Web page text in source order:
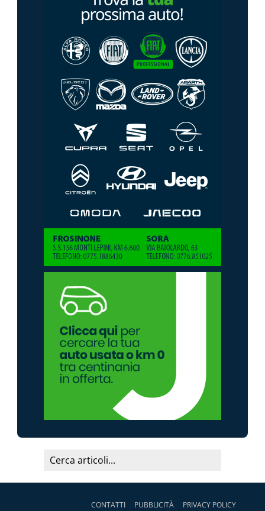
CONTATTI PUBBLICITÀ PRIVACY POLICY